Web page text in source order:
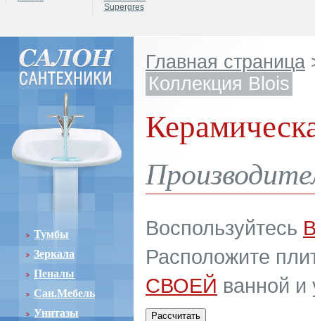
Supergres
Тумбы
Зеркала
Пеналы
Сан.Мебель
Унитазы
Главная страница
Коллекция Blois
Воспользуйтесь
Расположите
СВОЕЙ ванной и